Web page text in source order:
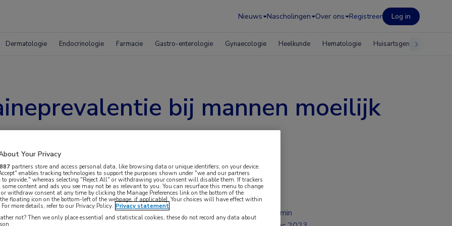
Nieuws Nascholingen Over ons Registreer Log in
Dermatologie Endocrinologie Farmacie Gastro-enterologie Gynaecologie Heelkunde Hematologie Huisartsgeneeskunde
bij mannen moeilijk
kan niet worden geschat op basis van
2 min
Your Privacy
887 partners store and access personal data, like browsing data or unique identifiers, on your device.
enables tracking technologies to support the purposes shown under "we and our partners
to provide," whereas selecting "Reject All" or withdrawing your consent will disable them. If trackers
some content and ads you see may not be as relevant to you. You can resurface this menu to change
or withdraw consent at any time by clicking the Manage Preferences link on the bottom of the
floating icon on the bottom-left of the webpage, if applicable]. Your choices will have effect within
more details, refer to our Privacy Policy. Privacy statement
not? Then we only place essential and statistical cookies, these do not record any data about